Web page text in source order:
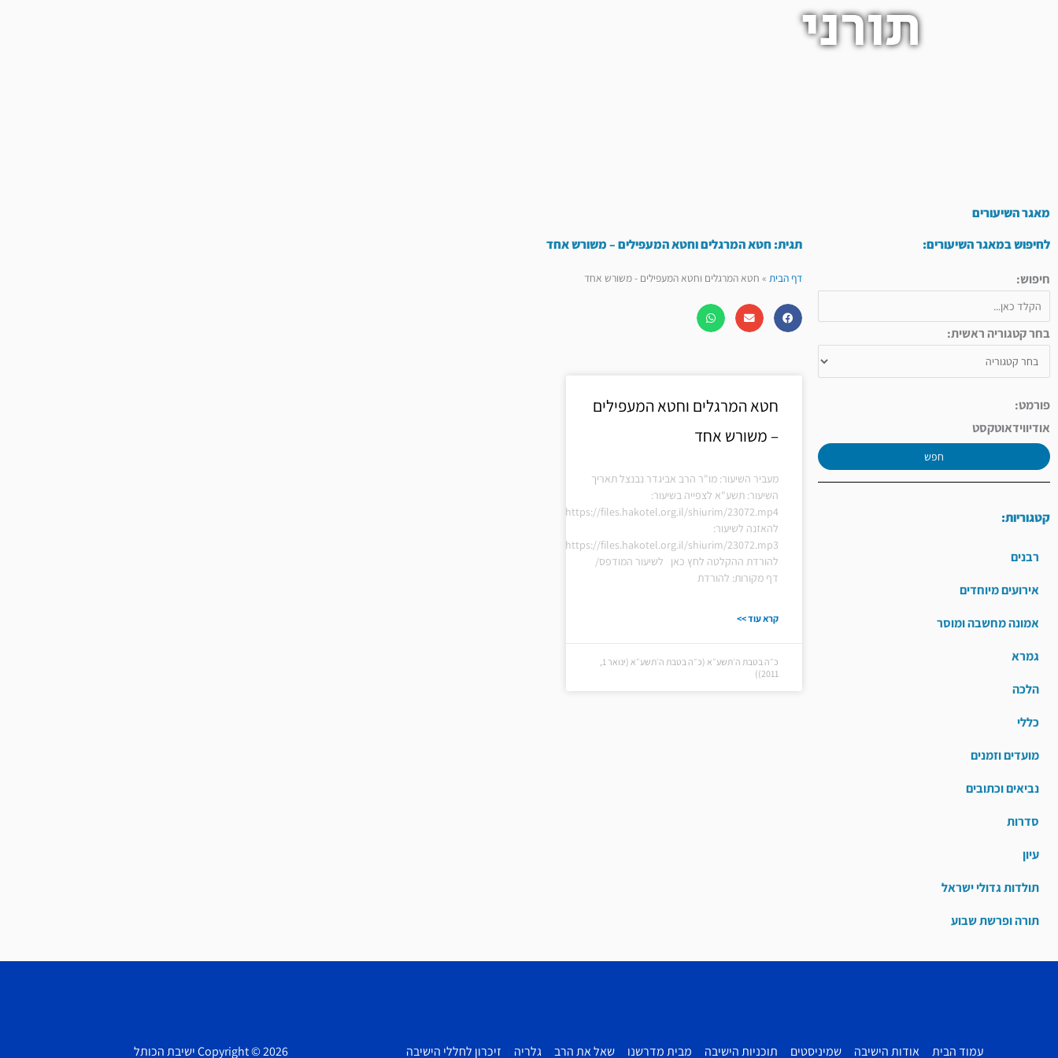
תורני
מאגר השיעורים
לחיפוש במאגר השיעורים:
חיפוש:
בחר קטגוריה ראשית:
פורמט:
אודיווידאוטקסט
חפש
קטגוריות:
רבנים
אירועים מיוחדים
אמונה מחשבה ומוסר
גמרא
הלכה
כללי
מועדים וזמנים
נביאים וכתובים
סדרות
עיון
תולדות גדולי ישראל
תורה ופרשת שבוע
תגית: חטא המרגלים וחטא המעפילים – משורש אחד
דף הבית» חטא המרגלים וחטא המעפילים - משורש אחד
חטא המרגלים וחטא המעפילים
– משורש אחד
מעביר השיעור: מו"ר הרב אביגדר נבנצל תאריך
השיעור: תשע"א לצפייה בשיעור:
https://files.hakotel.org.il/shiurim/23072.mp4
להאזנה לשיעור:
https://files.hakotel.org.il/shiurim/23072.mp3
להורדת ההקלטה לחץ כאן לשיעור המודפס/
דף מקורות: להורדת
קרא עוד >>
כ״ה בטבת ה׳תשע״א (כ״ה בטבת ה׳תשע״א (ינואר 1,
2011))
עמוד הבית אודות הישיבה שמיניסטים תוכניות הישיבה מבית מדרשנו שאל את הרב גלריה זיכרון לחללי הישיבה Copyright © 2026 ישיבת הכותל